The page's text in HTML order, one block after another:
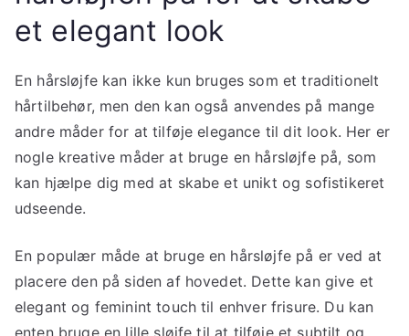
et elegant look
En hårsløjfe kan ikke kun bruges som et traditionelt
hårtilbehør, men den kan også anvendes på mange
andre måder for at tilføje elegance til dit look. Her er
nogle kreative måder at bruge en hårsløjfe på, som
kan hjælpe dig med at skabe et unikt og sofistikeret
udseende.
En populær måde at bruge en hårsløjfe på er ved at
placere den på siden af hovedet. Dette kan give et
elegant og feminint touch til enhver frisure. Du kan